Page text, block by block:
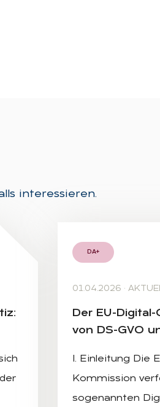
interessieren.
DA+
01.04.2026 ·
Der EU-
von DS-GVO
I. Einleitung Die
Kommission
sogenannten